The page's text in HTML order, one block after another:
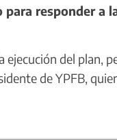
responder a
del plan,
de YPFB,